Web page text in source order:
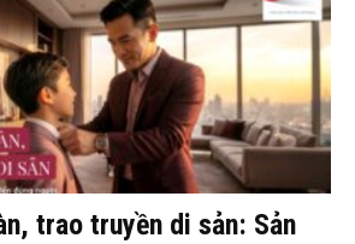
trao truyền di sản: Sản